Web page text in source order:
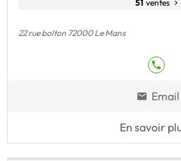
51 ventes
22 rue bolton 72000 Le Mans
Email
En savoir